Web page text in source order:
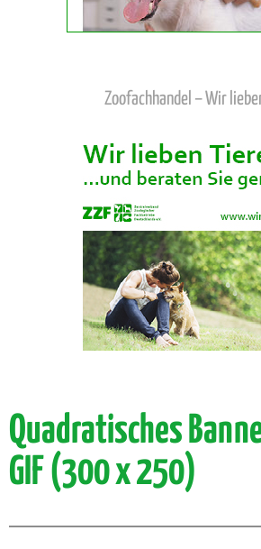
Zoofachhandel – Wir
Quadratisches
GIF (300 x 250)